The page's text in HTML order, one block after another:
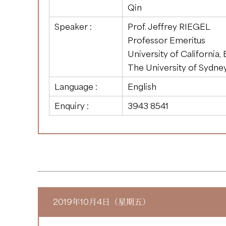
Qin
Speaker :
Prof. Jeffrey RIEGEL
Professor Emeritus
University of California,
The University of
Language :
English
Enquiry :
3943 8541
2019年10月4日（星期五）